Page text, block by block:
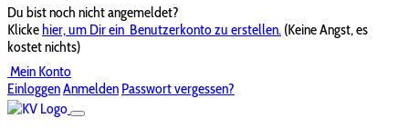
Du bist noch nicht angemeldet?
Klickehier, um Dir ein Benutzerkonto zu erstellen. (Keine Angst, es
kostet nichts)
Mein Konto
EinloggenAnmelden Passwort vergessen?